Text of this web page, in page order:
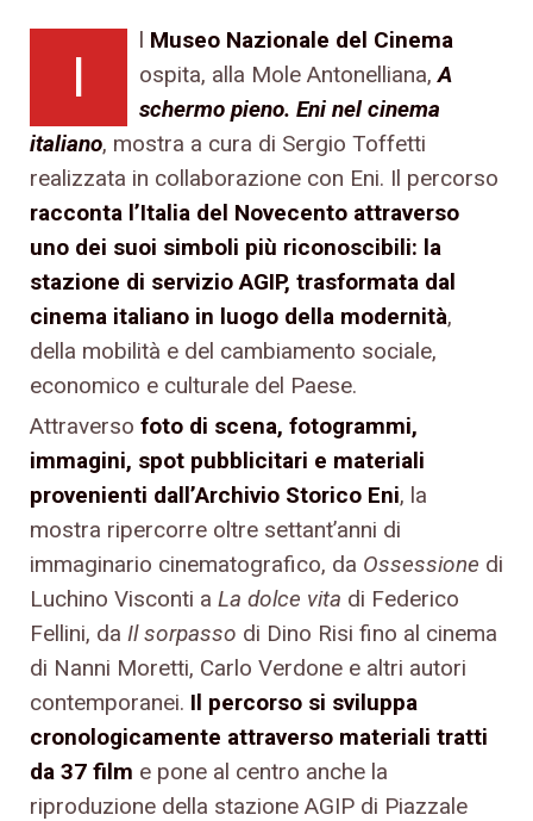
I
l Museo Nazionale del Cinema
ospita, alla Mole Antonelliana,A
schermo pieno. Eni nel cinema
italiano, mostra a cura di Sergio Toffetti
realizzata in collaborazione con Eni. Il percorso
racconta l’Italia del Novecento attraverso
uno dei suoi simboli più riconoscibili: la
stazione di servizio AGIP, trasformata dal
cinema italiano in luogo della modernità,
della mobilità e del cambiamento sociale,
economico e culturale del Paese.
Attraverso foto di scena, fotogrammi,
immagini, spot pubblicitari e materiali
provenienti dall’Archivio Storico Eni, la
mostra ripercorre oltre settant’anni di
immaginario cinematografico, da Ossessione di
Luchino Visconti a La dolce vita di Federico
Fellini, da Il sorpasso di Dino Risi fino al cinema
di Nanni Moretti, Carlo Verdone e altri autori
contemporanei. Il percorso si sviluppa
cronologicamente attraverso materiali tratti
da 37 film e pone al centro anche la
riproduzione della stazione AGIP di Piazzale